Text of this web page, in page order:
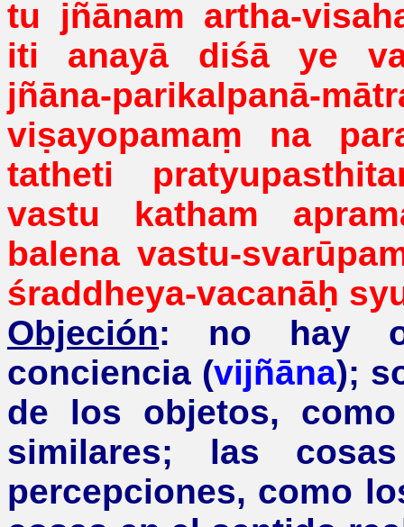
tu jñānam artha-
iti anayā diśāye
jñāna-parikalpanā-
viṣayopamaṃ na
tatheti
vastu katham
balena vastu-
śraddheya-vacanāḥ
Objeción: no hay
conciencia (vijñāna);
de los objetos,
similares; las
percepciones, como